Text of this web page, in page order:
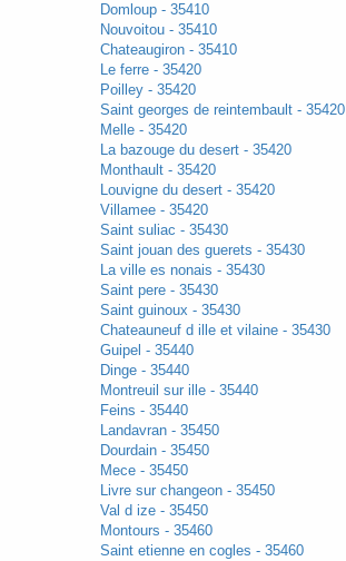
Domloup - 35410
Nouvoitou - 35410
Chateaugiron - 35410
Le ferre - 35420
Poilley - 35420
Saint georges de reintembault - 35420
Melle - 35420
La bazouge du desert - 35420
Monthault - 35420
Louvigne du desert - 35420
Villamee - 35420
Saint suliac - 35430
Saint jouan des guerets - 35430
La ville es nonais - 35430
Saint pere - 35430
Saint guinoux - 35430
Chateauneuf d ille et vilaine - 35430
Guipel - 35440
Dinge - 35440
Montreuil sur ille - 35440
Feins - 35440
Landavran - 35450
Dourdain - 35450
Mece - 35450
Livre sur changeon - 35450
Val d ize - 35450
Montours - 35460
Saint etienne en cogles - 35460